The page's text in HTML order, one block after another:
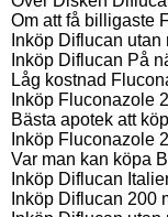
Om att få billigaste
Inköp Diflucan
Inköp Diflucan På
Låg kostnad
Inköp Fluconazole
Bästa apotek att
Inköp Fluconazole
Var man kan köpa
Inköp Diflucan
Inköp Diflucan 200